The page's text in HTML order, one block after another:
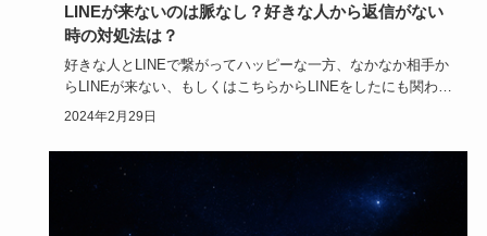
LINEが来ないのは脈なし？好きな人から返信がない
時の対処法は？
好きな人とLINEで繋がってハッピーな一方、なかなか相手か
らLINEが来ない、もしくはこちらからLINEをしたにも関わら
ず…
2024年2月29日